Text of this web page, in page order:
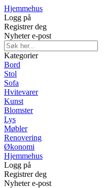
Hjemmehus
Logg på
Registrer deg
Nyheter e-post
Kategorier
Bord
Stol
Sofa
Hvitevarer
Kunst
Blomster
Lys
Møbler
Renovering
Økonomi
Hjemmehus
Logg på
Registrer deg
Nyheter e-post